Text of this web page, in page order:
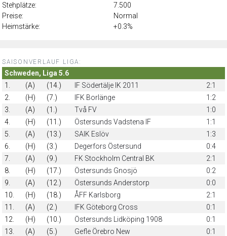
Stehplätze:
7.500
Preise:
Normal
Heimstärke:
+0.3%
SAISONVERLAUF LIGA:
Schweden, Liga 5.6
1.
(A) (14.) IF Södertälje IK 2011
2:1
2.
(H) (7.) IFK Borlänge
1:2
3.
(A) (1.) Två FV
1:0
4.
(H) (11.) Östersunds Vadstena IF
1:1
5.
(A) (13.) SAIK Eslöv
1:3
6.
(H) (3.) Degerfors Östersund
0:4
7.
(A) (9.) FK Stockholm Central BK
2:1
8.
(H) (17.) Östersunds Gnosjö
0:2
9.
(A) (12.) Östersunds Anderstorp
0:0
10.
(H) (18.) ÅFF Karlsborg
2:1
11.
(A) (2.) IFK Göteborg Cross
0:1
12.
(H) (10.) Östersunds Lidköping 1908
0:1
13.
(A) (5.) Gefle Örebro New
0:1